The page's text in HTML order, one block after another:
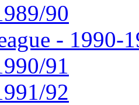
90
- 1990-
91
92